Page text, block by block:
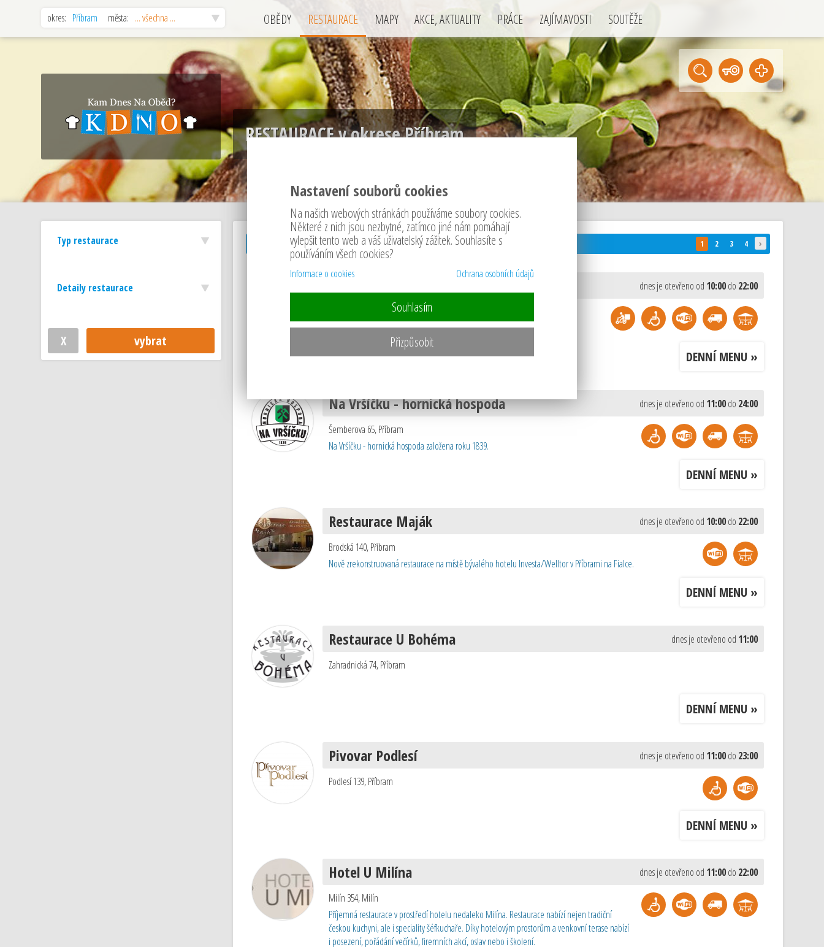
okres: Příbram města: ... všechna ... OBĚDY RESTAURACE MAPY AKCE, AKTUALITY PRÁCE ZAJÍMAVOSTI SOUTĚŽE
RESTAURACE v okrese Příbram
Typ restaurace
Detaily restaurace
zobrazeny restaurace1−50/ nalezeno154restaurací 1 2 3 4 ›
dnes je otevřeno od 10:00do 22:00
nám. 17. listopadu 297, Příbram VII
pizzerie, restaurace
DENNÍ MENU »
Na Vršíčku - hornická hospoda dnes je otevřeno od 11:00do 24:00
Šemberova 65,Příbram
Na Vršíčku - hornická hospoda založena roku 1839.
DENNÍ MENU »
Restaurace Maják dnes je otevřeno od 10:00do 22:00
Brodská 140,Příbram
Nově zrekonstruovaná restaurace na místě bývalého hotelu Investa/Welltor v Příbrami na Fialce.
DENNÍ MENU »
Restaurace U Bohéma dnes je otevřeno od 11:00
Zahradnická 74,Příbram
DENNÍ MENU »
Pivovar Podlesí dnes je otevřeno od 11:00do 23:00
Podlesí 139,Příbram
DENNÍ MENU »
Hotel U Milína dnes je otevřeno od 11:00do 22:00
Milín 354,Milín
Příjemná restaurace v prostředí hotelu nedaleko Milína. Restaurace nabízí nejen tradiční
českou kuchyni, ale i speciality šéfkuchaře. Díky hotelovým prostorům a venkovní terase nabízí
i posezení, pořádání večírků, firemních akcí, oslav nebo i školení.
Nastavení souborů cookies
Na našich webových stránkách používáme soubory cookies.
Některé z nich jsou nezbytné, zatímco jiné nám pomáhají
vylepšit tento web a váš uživatelský zážitek. Souhlasíte s
používáním všech cookies?
Informace o cookies Ochrana osobních údajů
Souhlasím
Přizpůsobit